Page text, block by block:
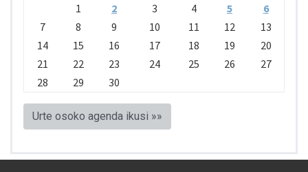
1
2 3 4 5
6
7
8 9 10 11 12
13
14
15 16 17 18 19
20
21
22 23 24 25 26
27
28
29 30
Urte osoko agenda ikusi »»